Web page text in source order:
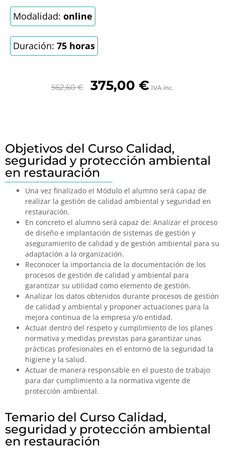
Modalidad: online
Duración: 75 horas
562,60€ 375,00 € IVA inc.
Objetivos del Curso Calidad,
seguridad y protección ambiental
en restauración
Una vez finalizado el Módulo el alumno será capaz de
realizar la gestión de calidad ambiental y seguridad en
restauración.
En concreto el alumno será capaz de: Analizar el proceso
de diseño e implantación de sistemas de gestión y
aseguramiento de calidad y de gestión ambiental para su
adaptación a la organización.
Reconocer la importancia de la documentación de los
procesos de gestión de calidad y ambiental para
garantizar su utilidad como elemento de gestión.
Analizar los datos obtenidos durante procesos de gestión
de calidad y ambiental y proponer actuaciones para la
mejora continua de la empresa y/o entidad.
Actuar dentro del respeto y cumplimiento de los planes
normativa y medidas previstas para garantizar unas
prácticas profesionales en el entorno de la seguridad la
higiene y la salud.
Actuar de manera responsable en el puesto de trabajo
para dar cumplimiento a la normativa vigente de
protección ambiental.
Temario del Curso Calidad,
seguridad y protección ambiental
en restauración